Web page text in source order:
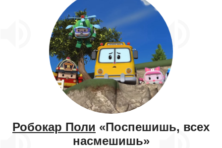
Робокар Поли «Поспешишь, всех
насмешишь»